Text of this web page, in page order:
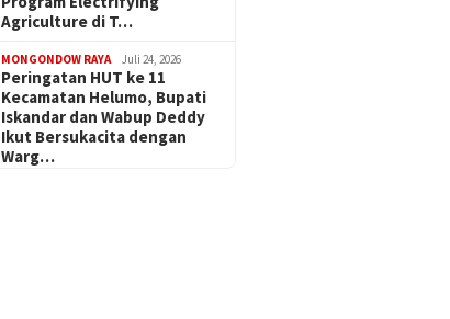
Agriculture di T…
MONGONDOW RAYA Juli 24, 2026
Peringatan HUT ke 11
Kecamatan Helumo, Bupati
Iskandar dan Wabup Deddy
Ikut Bersukacita dengan
Warg…